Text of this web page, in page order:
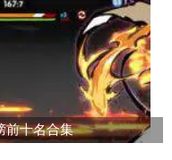
前十名合集